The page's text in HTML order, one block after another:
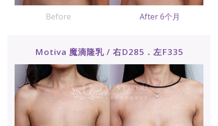
Before After 6个月
Motiva 魔滴隆乳 / 右D285．左F335